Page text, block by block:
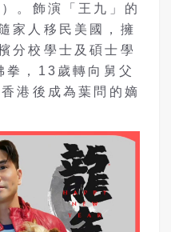
。飾演「王九」的
家人移民美國，擁
分校學士及碩士學
拳，13歲轉向舅父
港後成為葉問的嫡